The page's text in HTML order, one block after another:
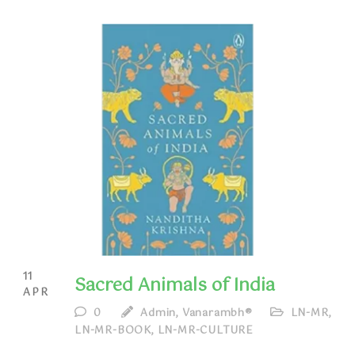
11
APR
Sacred Animals of India
0 Admin, Vanarambh® LN-MR,
LN-MR-BOOK, LN-MR-CULTURE